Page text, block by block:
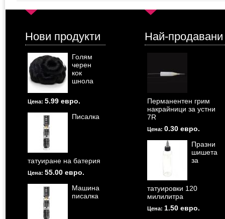
Нови продукти
Голям
черен
кок
шнола
Цена: 5.99 евро.
Писалка
татуиране на батерия
Цена: 55.00 евро.
Машина
писалка
Най-продавани
Перманентен грим
накрайници за устни
7R
Цена: 0.30 евро.
Празни
шишета
за
татуировки 120
милилитра
Цена: 1.50 евро.